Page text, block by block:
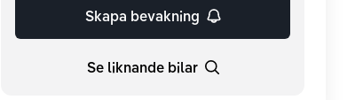
Skapa bevakning
Se liknande bilar